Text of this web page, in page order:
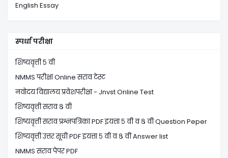
English Essay
स्पर्धा परीक्षा
शिष्यवृत्ती ५ वी
NMMS परीक्षा Online सराव टेस्ट
नवोदय विद्यालय प्रवेशपरीक्षा - Jnvst Online Test
शिष्यवृत्ती सराव ८ वी
शिष्यवृत्ती सराव प्रश्नपत्रिका PDF इयत्ता ५ वी व ८ वी Question Peper
शिष्यवृत्ती उत्तर सूची PDF इयत्ता ५ वी व ८ वी Answer list
NMMS सराव पेपर PDF